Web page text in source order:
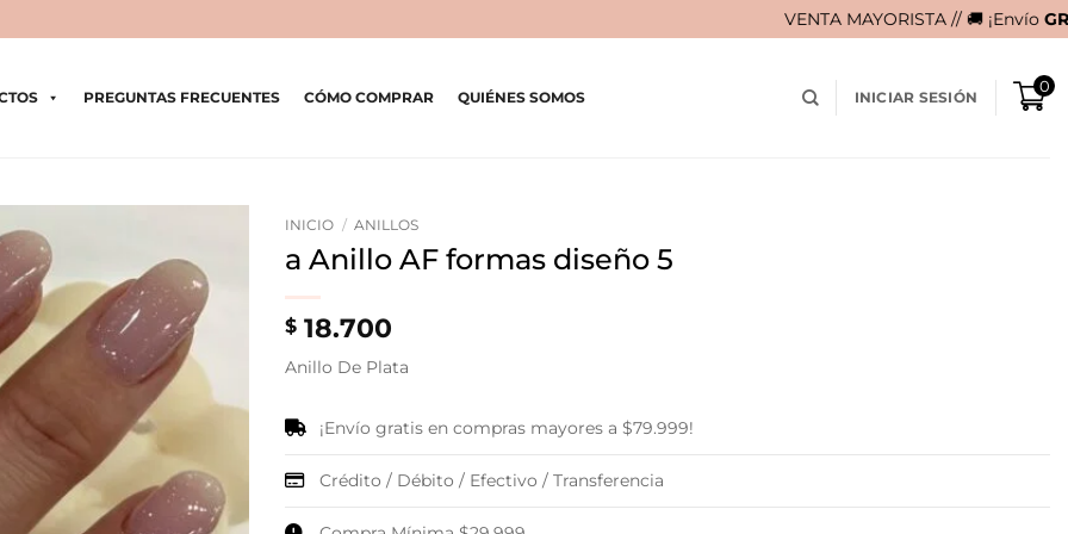
VENTA MAYORISTA // 🚚 ¡EnvíoGRATISen compras
PREGUNTAS FRECUENTES CÓMO COMPRAR QUIÉNES SOMOS INICIAR SESIÓN
0
INICIO / ANILLOS
a Anillo AF formas diseño 5
$ 18.700
Anillo De Plata
¡Envío gratis en compras mayores a $79.999!
Crédito / Débito / Efectivo / Transferencia